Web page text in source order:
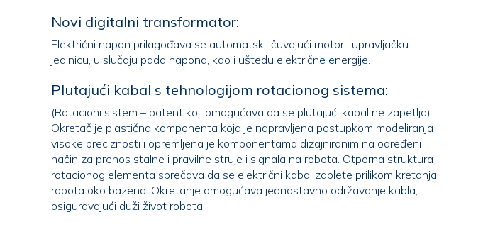
Novi digitalni transformator:
Električni napon prilagođava se automatski, čuvajući motor i upravljačku
jedinicu, u slučaju pada napona, kao i uštedu električne energije.
Plutajući kabal s tehnologijom rotacionog sistema:
(Rotacioni sistem – patent koji omogućava da se plutajući kabal ne zapetlja).
Okretač je plastična komponenta koja je napravljena postupkom modeliranja
visoke preciznosti i opremljena je komponentama dizajniranim na određeni
način za prenos stalne i pravilne struje i signala na robota. Otporna struktura
rotacionog elementa sprečava da se električni kabal zaplete prilikom kretanja
robota oko bazena. Okretanje omogućava jednostavno održavanje kabla,
osiguravajući duži život robota.